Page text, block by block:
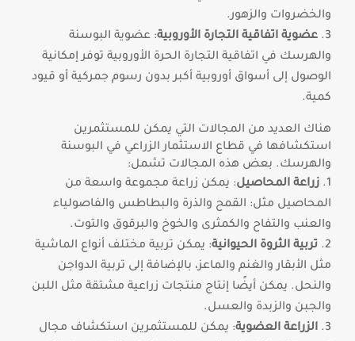
والخضروات والزهور.
عضوية اتفاقية التجارة الأوروبية: عضوية البوسنة
والهرسك في اتفاقية التجارة الحرة الأوروبية توفر إمكانية
الوصول إلى أسواق أوروبية أكبر بدون رسوم جمركية أو قيود
كمية.
هناك العديد من المجالات التي يمكن للمستثمرين
استكشافها في قطاع الاستثمار الزراعي في البوسنة
والهرسك. بعض هذه المجالات تشمل:
زراعة المحاصيل: يمكن زراعة مجموعة واسعة من
المحاصيل مثل: القمح والذرة والبطاطس والفاصولياء
والعنب والتفاح والكمثرى والخوخ والبرقوق والتوت.
تربية الثروة الحيوانية: يمكن تربية مختلف أنواع الماشية
مثل الأبقار والغنم والماعز، بالإضافة إلى تربية الدواجن
والنحل. يمكن أيضًا إنتاج منتجات زراعية مشتقة مثل اللبن
والجبن والزبدة والعسل.
الزراعة العضوية: يمكن للمستثمرين استكشاف مجال